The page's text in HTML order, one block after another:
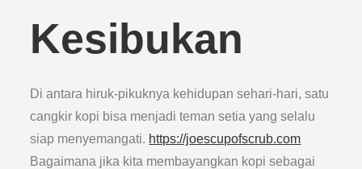
Kesibukan
Di antara hiruk-pikuknya kehidupan sehari-hari, satu
cangkir kopi bisa menjadi teman setia yang selalu
siap menyemangati. https://joescupofscrub.com
Bagaimana jika kita membayangkan kopi sebagai